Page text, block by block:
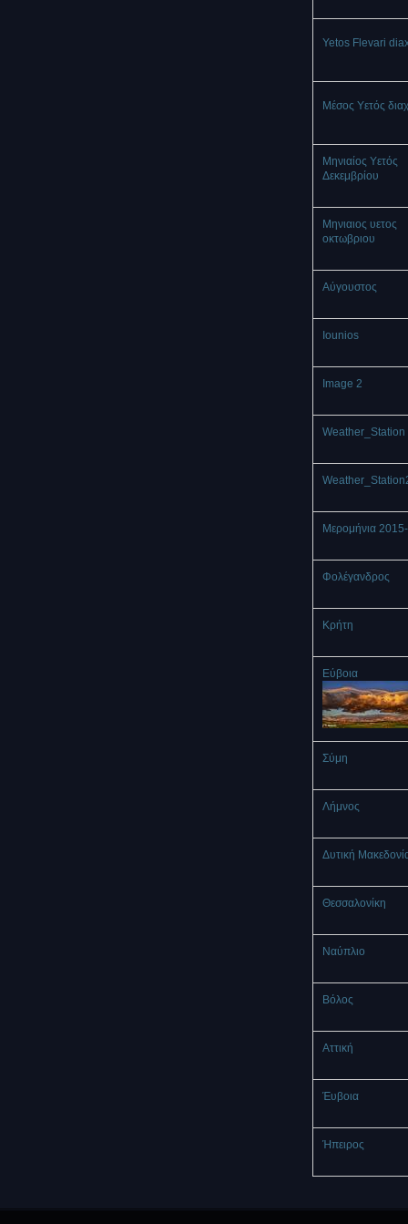
Yetos Flevari
Μέσος Υετός
Μηνιαίος Υετός
Δεκεμβρίου
Μηνιαιος υετος
οκτωβριου
Αύγουστος
Iounios
Image 2
Weather_Station
Μερομήνια
Φολέγανδρος
Κρήτη
Εύβοια
Σύμη
Λήμνος
Δυτική
Θεσσαλονίκη
Ναύπλιο
Βόλος
Αττική
Έυβοια
Ήπειρος